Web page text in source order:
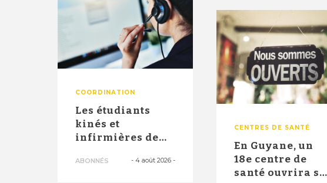
COORDINATION
Les étudiants
kinés et
infirmières de
officiellement
ABONNÉS - 4 août 2026-
CENTRES DE SANTÉ
En Guyane, un
18e centre de
santé ouvrira ses